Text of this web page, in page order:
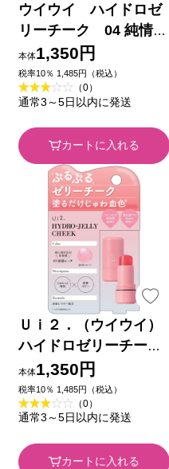
ウイウイ ハイドロゼ
リーチーク 04 純情コ
ーラル ＿ ｂ＆ｗ
本体1,350円
税率10％ 1,485円（税込）
（0）
通常3～5日以内に発送
カートに入れる
Ｕｉ２．（ウイウイ）
ハイドロゼリーチー
ク ０１ 高揚ピーチ
＿ ｂ＆ｗ
本体1,350円
税率10％ 1,485円（税込）
（0）
通常3～5日以内に発送
カートに入れる